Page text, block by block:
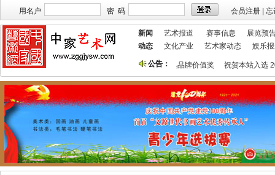
用名户 密 码 会员注册 忘
新闻 艺术报道 赛事信息
展览预
动态
文化产业 艺术家动态 娱乐
公告：
术家宣传投放！ 祝贺本站获艺术行业最具品牌价值奖 祝贺本站入选 2018